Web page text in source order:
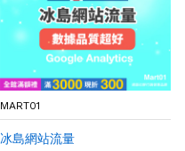
MART01
冰島網站流量